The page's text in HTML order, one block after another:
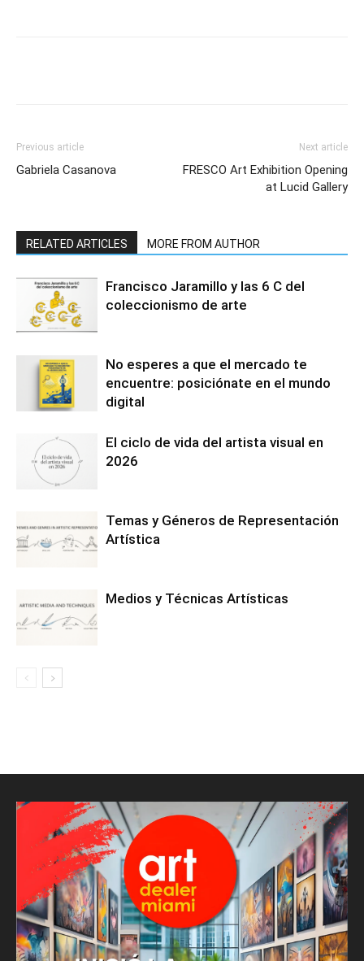
Previous article
Gabriela Casanova
Next article
FRESCO Art Exhibition Opening
at Lucid Gallery
RELATED ARTICLES MORE FROM AUTHOR
Francisco Jaramillo y las 6 C del
coleccionismo de arte
No esperes a que el mercado te
encuentre: posiciónate en el mundo
digital
El ciclo de vida del artista visual en
2026
Temas y Géneros de Representación
Artística
Medios y Técnicas Artísticas